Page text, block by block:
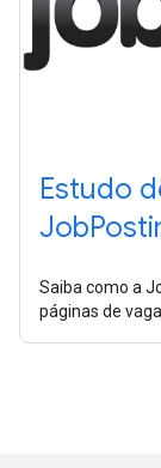
Estudo
Saiba como a
páginas de